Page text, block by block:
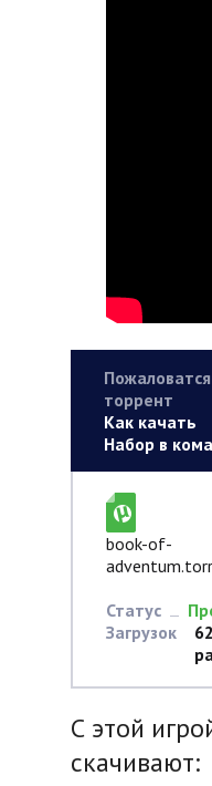
торрент
Как качать
Набор в
book-of-
Статус
Загрузок
62
С этой
скачивают: